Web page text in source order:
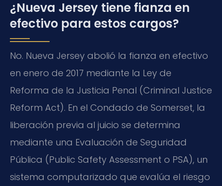
¿Nueva Jersey tiene fianza en
efectivo para estos cargos?
No. Nueva Jersey abolió la fianza en efectivo
en enero de 2017 mediante la Ley de
Reforma de la Justicia Penal (Criminal Justice
Reform Act). En el Condado de Somerset, la
liberación previa al juicio se determina
mediante una Evaluación de Seguridad
Pública (Public Safety Assessment o PSA), un
sistema computarizado que evalúa el riesgo